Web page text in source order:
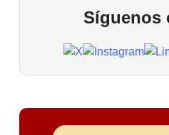
Síguenos